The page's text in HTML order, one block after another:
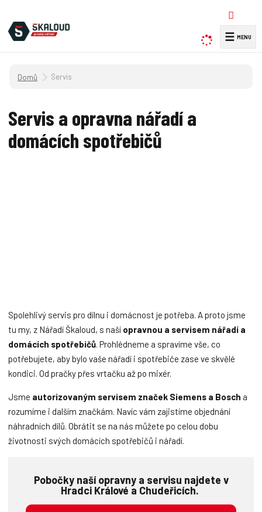
y
a
☰
Úvodní strana
Servis
Servis a opravna nářadí a
domácích spotřebičů
Spolehlivý servis pro dílnu i domácnost je potřeba. A proto jsme
tu my, z Nářadí Škaloud, s naší opravnou a servisem nářadí a
domácích spotřebičů. Prohlédneme a spravíme vše, co
potřebujete, aby bylo vaše nářadí i spotřebiče zase ve skvělé
kondici. Od pračky přes vrtačku až po mixér.
Jsme autorizovaným servisem značek Siemens a Bosch a
rozumíme i dalším značkám. Navíc vám zajistíme objednání
náhradních dílů. Obrátit se na nás můžete po celou dobu
životnosti svých domácích spotřebičů i nářadí.
Pobočky naší opravny a servisu najdete v
Hradci Králové a Chudeřicích.